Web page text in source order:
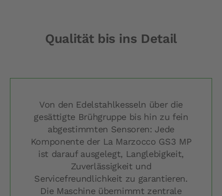
Qualität bis ins Detail
Von den Edelstahlkesseln über die
gesättigte Brühgruppe bis hin zu fein
abgestimmten Sensoren: Jede
Komponente der La Marzocco GS3 MP
ist darauf ausgelegt, Langlebigkeit,
Zuverlässigkeit und
Servicefreundlichkeit zu garantieren.
Die Maschine übernimmt zentrale